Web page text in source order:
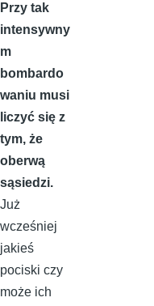
Przy tak
intensywny
m
bombardo
waniu musi
liczyć się z
tym, że
oberwą
sąsiedzi.
Już
wcześniej
jakieś
pociski czy
może ich